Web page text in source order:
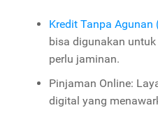
Kredit Tanpa Agunan
bisa digunakan
perlu jaminan.
Pinjaman Online:
digital yang